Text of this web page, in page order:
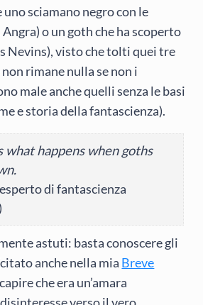
uno sciamano negro con le
o un goth che ha scoperto
Nevins), visto che tolti quei tre
rimane nulla se non i
male anche quelli senza le basi
e storia della fantascienza).
what happens when goths
di fantascienza
astuti: basta conoscere gli
anche nella mia Breve
che era un’amara